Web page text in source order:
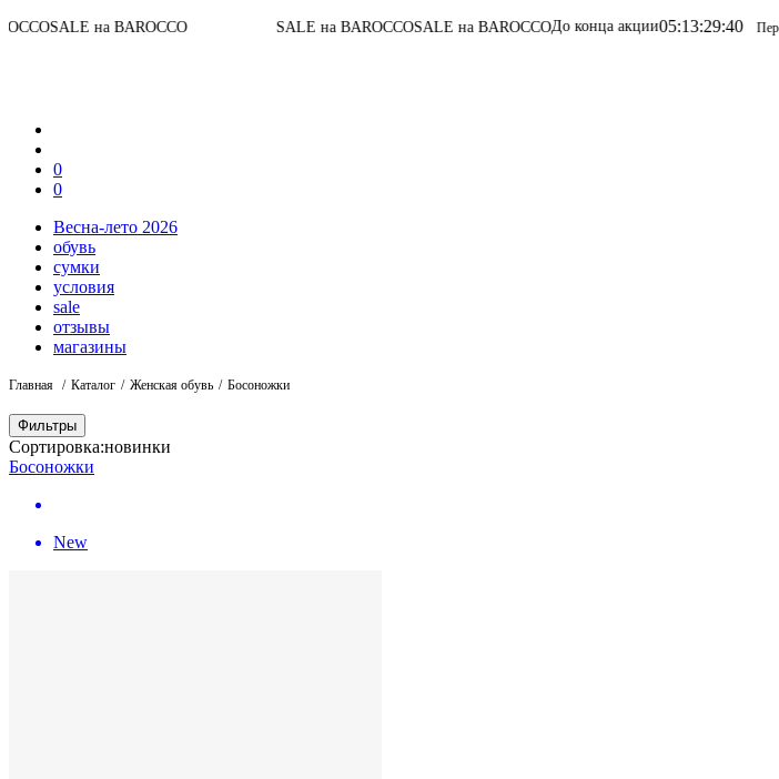
на BAROCCO SALE на BAROCCOSALE на BAROCCOДо конца акции05 :13:29:40 Перейти в
0
0
Весна-лето 2026
обувь
сумки
условия
sale
отзывы
магазины
Главная Каталог Женская обувь Босоножки
Фильтры
Сортировка:новинки
Босоножки
New